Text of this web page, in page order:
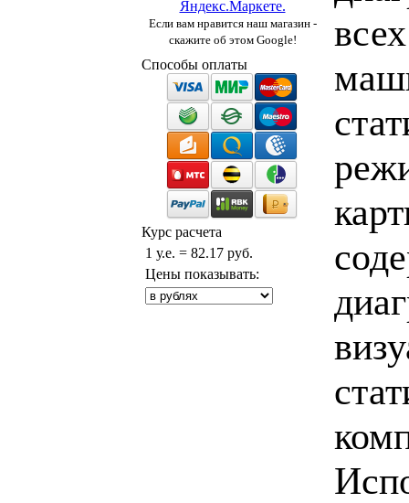
Если вам нравится наш магазин -
скажите об этом Google!
Способы оплаты
Курс расчета
1 у.е. = 82.17 руб.
Цены показывать: